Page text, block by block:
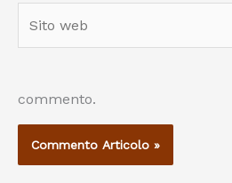
web
commento.